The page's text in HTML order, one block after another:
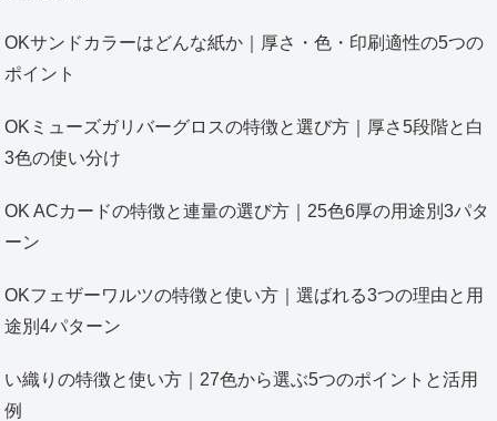
OKサンドカラーはどんな紙か｜厚さ・色・印刷適性の5つの
ポイント
OKミューズガリバーグロスの特徴と選び方｜厚さ5段階と白
3色の使い分け
OK ACカードの特徴と連量の選び方｜25色6厚の用途別3パタ
ーン
OKフェザーワルツの特徴と使い方｜選ばれる3つの理由と用
途別4パターン
い織りの特徴と使い方｜27色から選ぶ5つのポイントと活用
例